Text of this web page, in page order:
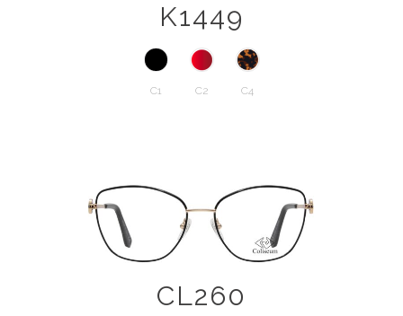
K1449
C1 C2 C4
CL260